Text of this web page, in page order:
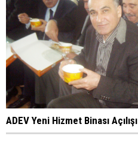
ADEV Yeni Hizmet Binası Açılışı